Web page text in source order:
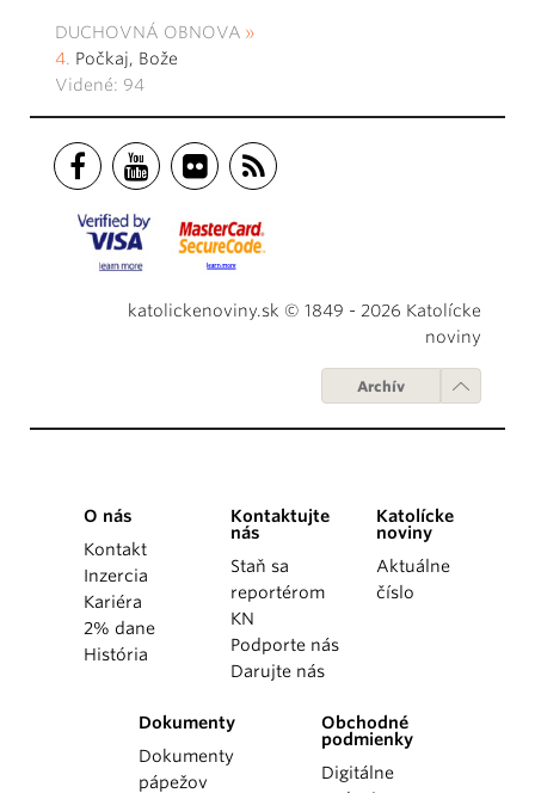
DUCHOVNÁ OBNOVA
Počkaj, Bože
Videné: 94
katolickenoviny.sk © 1849 - 2026 Katolícke
noviny
Archív
O nás
Kontakt
Inzercia
Kariéra
2% dane
História
Kontaktujte
nás
Staň sa
reportérom
KN
Podporte nás
Darujte nás
Katolícke
noviny
Aktuálne
číslo
Dokumenty
Dokumenty
pápežov
Obchodné
podmienky
Digitálne